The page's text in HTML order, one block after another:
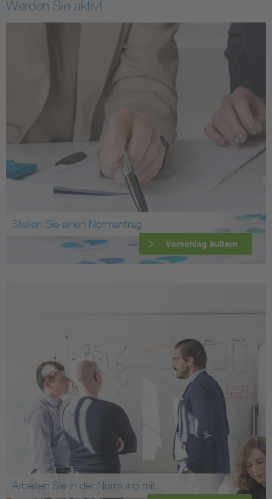
Werden Sie aktiv!
Stellen Sie einen Normantrag
Vorschlag äußern
Arbeiten Sie in der Normung mit